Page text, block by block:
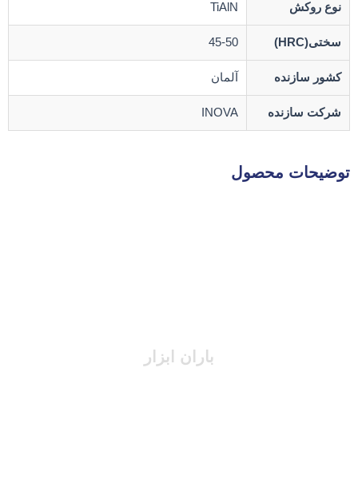
نوع روکش TiAlN
سختی(HRC) 45-50
کشور سازنده آلمان
شرکت سازنده INOVA
توضیحات محصول
باران ابزار